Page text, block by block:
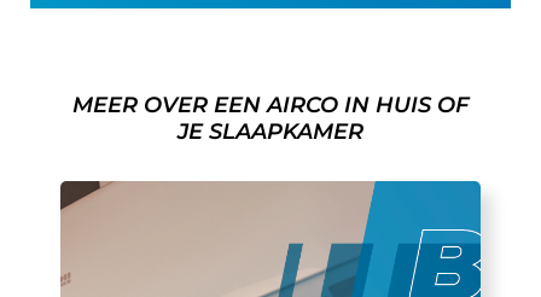
MEER OVER EEN AIRCO IN HUIS OF
JE SLAAPKAMER